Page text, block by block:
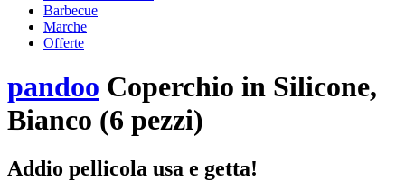
Barbecue
Marche
Offerte
pandoo Coperchio in Silicone,
Bianco (6 pezzi)
Addio pellicola usa e getta!